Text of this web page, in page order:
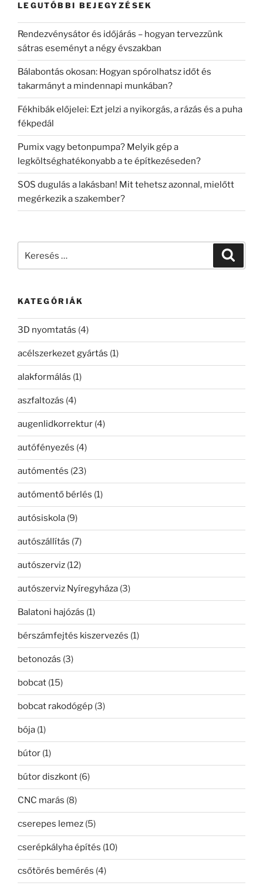
LEGUTÓBBI BEJEGYZÉSEK
Rendezvénysátor és időjárás – hogyan tervezzünk
sátras eseményt a négy évszakban
Bálabontás okosan: Hogyan spórolhatsz időt és
takarmányt a mindennapi munkában?
Fékhibák előjelei: Ezt jelzi a nyikorgás, a rázás és a puha
fékpedál
Pumix vagy betonpumpa? Melyik gép a
legköltséghatékonyabb a te építkezéseden?
SOS dugulás a lakásban! Mit tehetsz azonnal, mielőtt
megérkezik a szakember?
KATEGÓRIÁK
3D nyomtatás (4)
acélszerkezet gyártás (1)
alakformálás (1)
aszfaltozás (4)
augenlidkorrektur (4)
autófényezés (4)
autómentés (23)
autómentő bérlés (1)
autósiskola (9)
autószállítás (7)
autószerviz (12)
autószerviz Nyíregyháza (3)
Balatoni hajózás (1)
bérszámfejtés kiszervezés (1)
betonozás (3)
bobcat (15)
bobcat rakodógép (3)
bója (1)
bútor (1)
bútor diszkont (6)
CNC marás (8)
cserepes lemez (5)
cserépkályha építés (10)
csőtörés bemérés (4)